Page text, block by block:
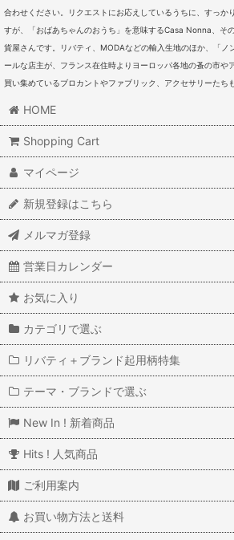
合わせください。リクエストにお応えしているうちに、すっか
すが、「おばあちゃんのおうち」を意味するCasa Nonna、そ
貨屋さんです。リバティ、MODAなどの輸入生地のほか、「ノ
ールな店主が、フランス在住時よりヨーロッパ各地の蚤の市や
買い集めているブロカントやファブリック、アクセサリーたち
HOME
Shopping Cart
マイページ
新規登録はこちら
メルマガ登録
営業日カレンダー
お気に入り
カテゴリで選ぶ
リバティ＋ブランド起用柄特集
テーマ・ブランドで選ぶ
New In ! 新着商品
Hits ! 人気商品
ご利用案内
お買い物方法と送料